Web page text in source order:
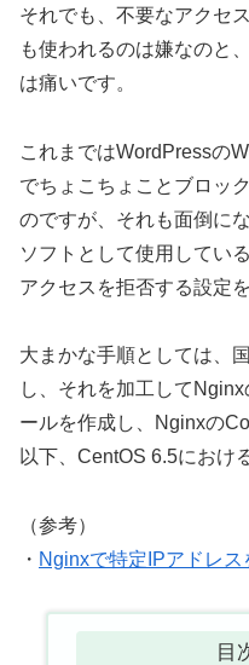
それでも、不要なアクセ
も使われるのは嫌なのと
は痛いです。
これまではWordPressの
でちょこちょことブロッ
のですが、それも面倒に
ソフトとして使用してい
アクセスを拒否する設定
大まかな手順としては、
し、それを加工して
ールを作成し、Nginxの
以下、CentOS 6.5におけ
（参考）
・ Nginxで特定IPアドレス
目